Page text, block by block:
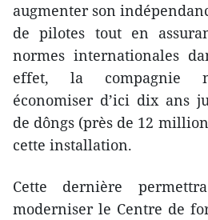
augmenter son
de pilotes tout en
normes internationales
effet, la compagnie
économiser d’ici dix ans
de dôngs (près de 12
cette installation.
Cette dernière
moderniser le Centre de